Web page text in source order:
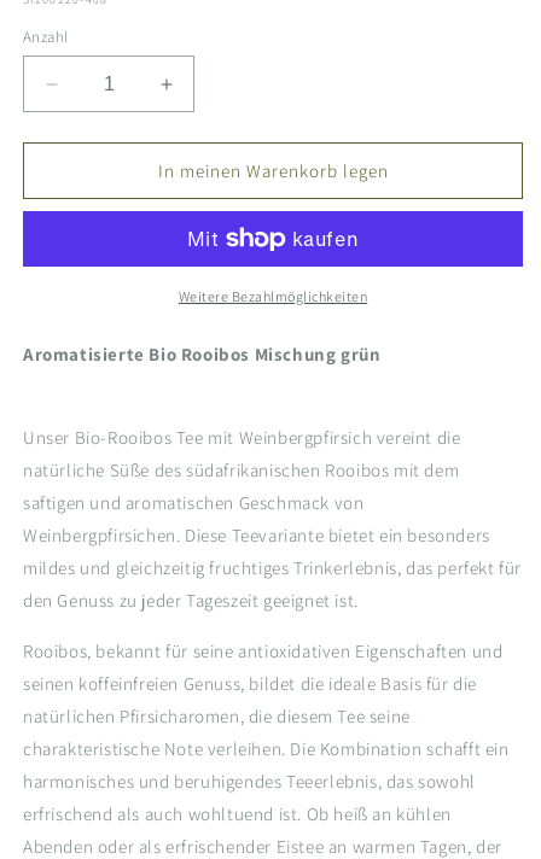
Anzahl
Verringere
die
Menge
Roiboos
-
Weinbergpfirsich
Erhöhe
die
Menge
für
Roiboos
bio
-
Weinbergpfirsich
In meinen Warenkorb legen
Weitere Bezahlmöglichkeiten
Aromatisierte Bio Rooibos Mischung grün
Unser Bio-Rooibos Tee mit Weinbergpfirsich vereint die
natürliche Süße des südafrikanischen Rooibos mit dem
saftigen und aromatischen Geschmack von
Weinbergpfirsichen. Diese Teevariante bietet ein besonders
mildes und gleichzeitig fruchtiges Trinkerlebnis, das perfekt für
den Genuss zu jeder Tageszeit geeignet ist.
Rooibos, bekannt für seine antioxidativen Eigenschaften und
seinen koffeinfreien Genuss, bildet die ideale Basis für die
natürlichen Pfirsicharomen, die diesem Tee seine
charakteristische Note verleihen. Die Kombination schafft ein
harmonisches und beruhigendes Teeerlebnis, das sowohl
erfrischend als auch wohltuend ist. Ob heiß an kühlen
Abenden oder als erfrischender Eistee an warmen Tagen, der